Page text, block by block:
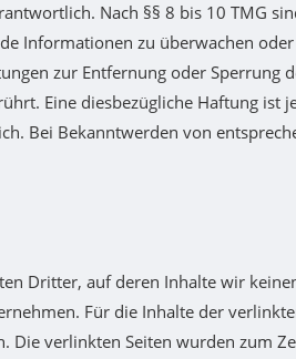
Nach §§ 8 bis 10 TMG
Informationen zu überwachen
zur Entfernung oder Sperrung
Eine diesbezügliche Haftung ist
Bei Bekanntwerden von
Dritter, auf deren Inhalte wir
Für die Inhalte der
Die verlinkten Seiten wurden zum